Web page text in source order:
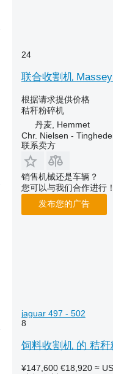
24
联合收割机
根据请求提供价格
秸秆粉碎机
丹麦, Hemmet
Chr. Nielsen -
联系卖方
销售机械还是车辆？
您可以与我们合作进行！
发布您的广告
jaguar 497 - 502
8
饲料收割机 的 秸
¥147,600 €18,920 ≈